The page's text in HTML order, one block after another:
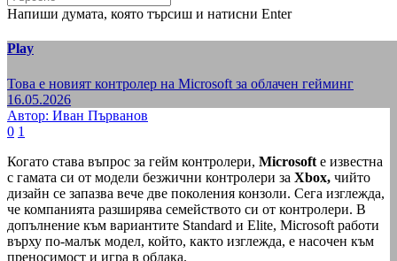
Напиши думата, която търсиш и натисни Enter
Play
Това е новият контролер на Microsoft за облачен гейминг
16.05.2026
Автор: Иван Първанов
0 1
Когато става въпрос за гейм контролери, Microsoft е известна
с гамата си от модели безжични контролери за Xbox, чийто
дизайн се запазва вече две поколения конзоли. Сега изглежда,
че компанията разширява семейството си от контролери. В
допълнение към вариантите Standard и Elite, Microsoft работи
върху по-малък модел, който, както изглежда, е насочен към
преносимост и игра в облака.